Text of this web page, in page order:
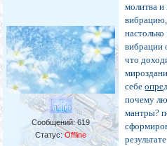
Сообщений:619
Статус:Offline
молитва и
вибрации
что
себе
почему
мантры?